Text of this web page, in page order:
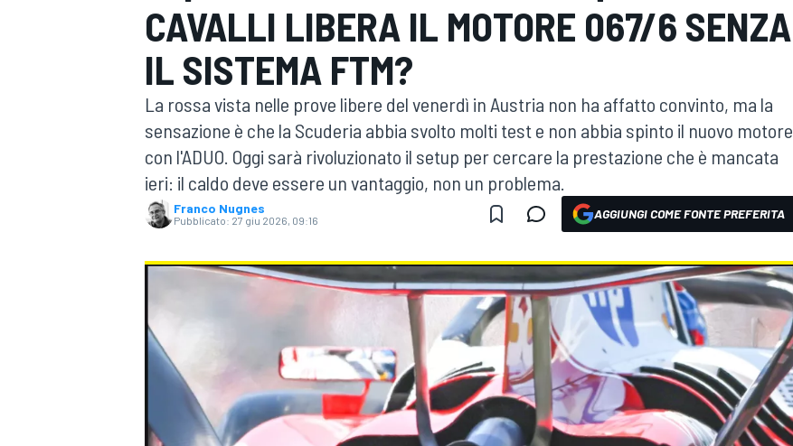
MOTOGP WEC
WRC
CAVALLI LIBERA IL MOTORE 067/6 SENZA
IL SISTEMA FTM?
La rossa vista nelle prove libere del venerdì in Austria non ha affatto convinto, ma la
sensazione è che la Scuderia abbia svolto molti test e non abbia spinto il nuovo motore
con l'ADUO. Oggi sarà rivoluzionato il setup per cercare la prestazione che è mancata
ieri: il caldo deve essere un vantaggio, non un problema.
Franco Nugnes
Pubblicato: 27 giu 2026, 09:16 AGGIUNGI COME FONTE PREFERITA